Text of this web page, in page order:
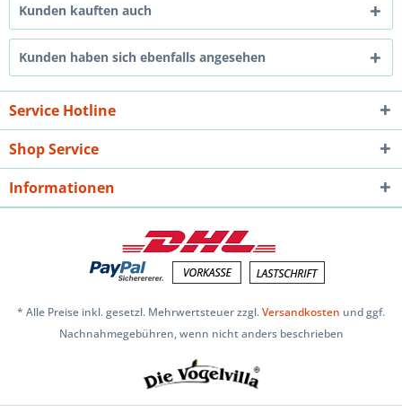
Kunden kauften auch
Kunden haben sich ebenfalls angesehen
Service Hotline
Shop Service
Informationen
* Alle Preise inkl. gesetzl. Mehrwertsteuer zzgl.Versandkosten und ggf.
Nachnahmegebühren, wenn nicht anders beschrieben